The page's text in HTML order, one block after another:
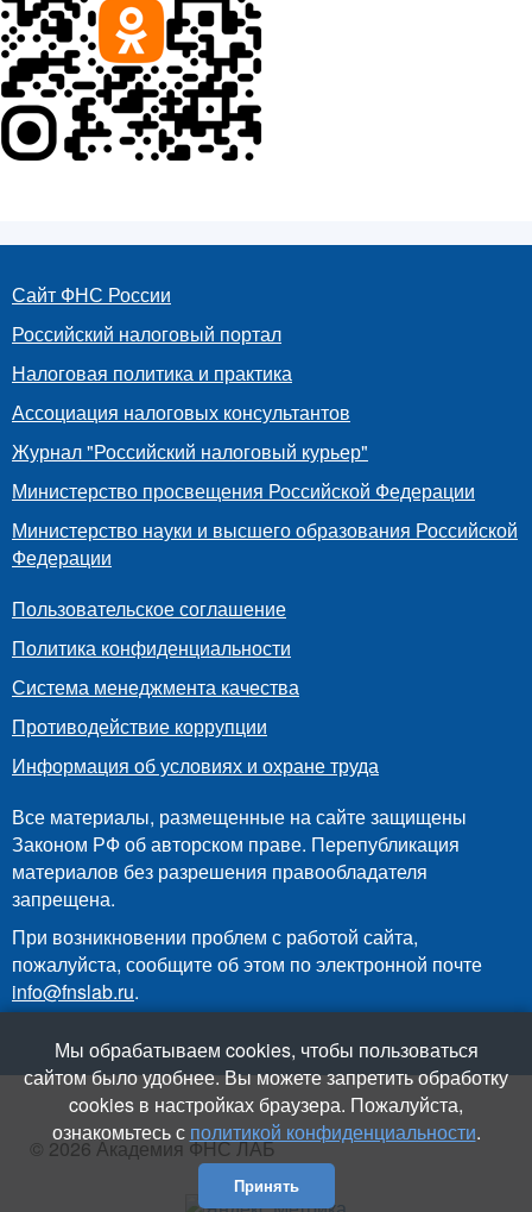
Сайт ФНС России
Российский налоговый портал
Налоговая политика и практика
Ассоциация налоговых консультантов
Журнал "Российский налоговый курьер"
Министерство просвещения Российской Федерации
Министерство науки и высшего образования Российской
Федерации
Пользовательское соглашение
Политика конфиденциальности
Система менеджмента качества
Противодействие коррупции
Информация об условиях и охране труда
Все материалы, размещенные на сайте защищены
Законом РФ об авторском праве. Перепубликация
материалов без разрешения правообладателя
запрещена.
При возникновении проблем с работой сайта,
пожалуйста, сообщите об этом по электронной почте
info@fnslab.ru.
Мы обрабатываем cookies, чтобы пользоваться
сайтом было удобнее. Вы можете запретить обработку
cookies в настройках браузера. Пожалуйста,
ознакомьтесь с политикой конфиденциальности.
Принять
© 2026 Академия ФНС ЛАБ